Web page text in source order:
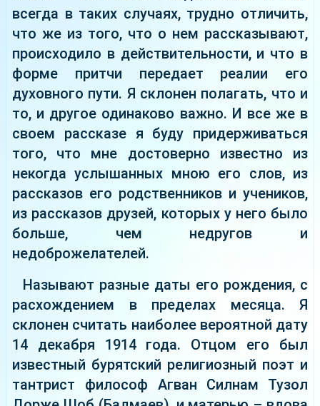
всегда в таких случаях, трудно отличить,
что же из того, что о нем рассказывают,
происходило в действительности, и что в
форме притчи передает реалии его
духовного пути. Я склонен полагать, что и
то, и другое одинаково важно. И все же в
своем рассказе я буду придерживаться
того, что мне достоверно известно из
некогда услышанных мною его слов, из
рассказов его родственников и учеников,
из рассказов друзей, которых у него было
больше, чем недругов и
недоброжелателей.
Называют разные даты его рождения, с
расхождением в пределах месяца. Я
склонен считать наиболее вероятной дату
14 декабря 1914 года. Отцом его был
известный бурятский религиозный поэт и
тантрист философ Агван Силнам Тузол